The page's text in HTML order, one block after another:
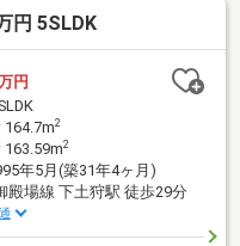
円 5SLDK
円
164.7m2
163.59m2
年5月(築31年4ヶ月)
殿場線 下土狩駅 徒歩29分